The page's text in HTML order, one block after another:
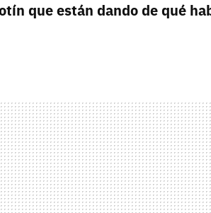
que están dando de qué